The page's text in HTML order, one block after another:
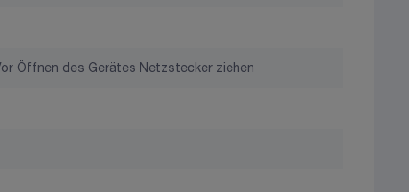
Öffnen des Gerätes Netzstecker ziehen